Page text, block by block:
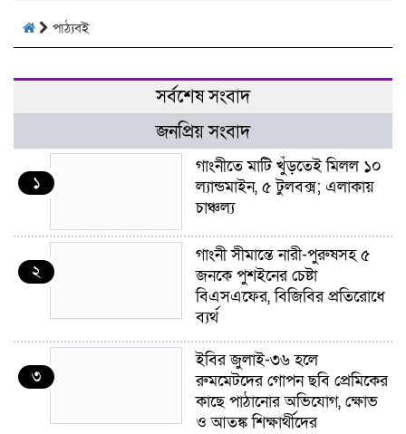
পাঠ্যবই
সর্বশেষ সংবাদ
জনপ্রিয় সংবাদ
১
গাংনীতে মাটি খুঁড়তেই মিলল ১০
ল্যান্ডমাইন, ৫ টুলবক্স; এলাকায়
চাঞ্চল্য
২
গাংনী সীমান্তে নারী-পুরুষসহ ৫
জনকে পুশইনের চেষ্টা
বিএসএফের, বিজিবির প্রতিরোধে
ব্যর্থ
৩
ইবির জুলাই-৩৬ হলে
রুমমেটদের গোপন ছবি প্রেমিকের
কাছে পাঠানোর অভিযোগ, ক্ষোভ
ও আতঙ্ক শিক্ষার্থীদের